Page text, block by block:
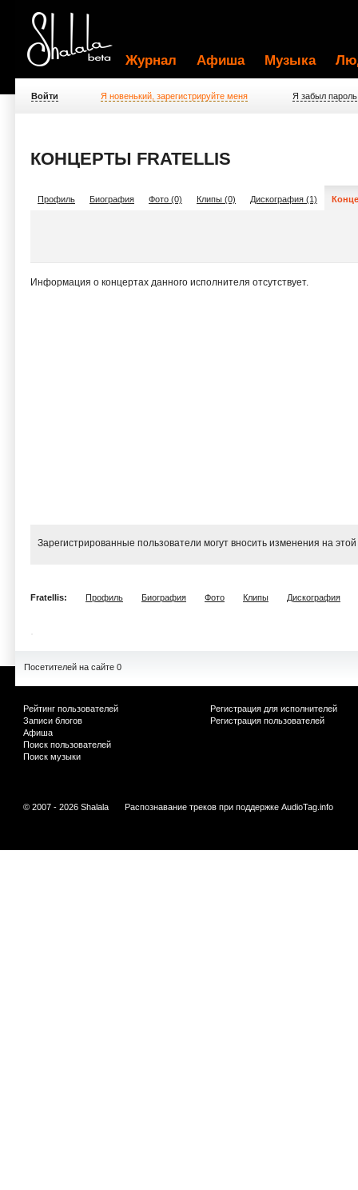
Журнал Афиша Музыка
Войти Я новенький, зарегистрируйте меня Я забыл пароль
КОНЦЕРТЫ FRATELLIS
Профиль Биография Фото (0) Клипы (0) Дискография (1)
Информация о концертах данного исполнителя отсутствует.
Зарегистрированные пользователи могут вносить изменения на
Fratellis: Профиль Биография Фото Клипы Дискография
Посетителей на сайте 0
Рейтинг пользователей
Записи блогов
Афиша
Поиск пользователей
Поиск музыки
Регистрация для исполнителей
Регистрация пользователей
© 2007 - 2026 Shalala Распознавание треков при поддержке AudioTag.info